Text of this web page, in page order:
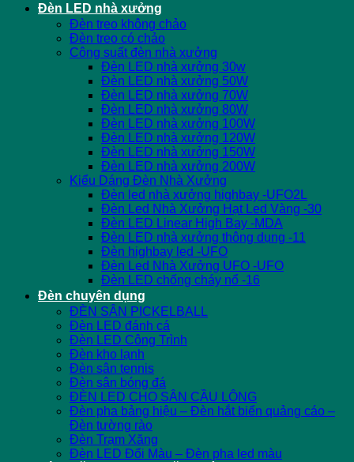
Đèn LED nhà xưởng
Đèn treo không chảo
Đèn treo có chảo
Công suất đèn nhà xưởng
Đèn LED nhà xưởng 30w
Đèn LED nhà xưởng 50W
Đèn LED nhà xưởng 70W
Đèn LED nhà xưởng 80W
Đèn LED nhà xưởng 100W
Đèn LED nhà xưởng 120W
Đèn LED nhà xưởng 150W
Đèn LED nhà xưởng 200W
Kiểu Dáng Đèn Nhà Xưởng
Đèn led nhà xưởng highbay -UFO2L
Đèn Led Nhà Xưởng Hạt Led Vàng -30
Đèn LED Linear High Bay -MDA
Đèn LED nhà xưởng thông dụng -11
Đèn highbay led -UFO
Đèn Led Nhà Xưởng UFO -UFO
Đèn LED chống cháy nổ -16
Đèn chuyên dụng
ĐÈN SÂN PICKELBALL
Đèn LED đánh cá
Đèn LED Công Trình
Đèn kho lạnh
Đèn sân tennis
Đèn sân bóng đá
ĐÈN LED CHO SÂN CẦU LÔNG
Đèn pha bảng hiệu – Đèn hắt biển quảng cáo –
Đèn tường rào
Đèn Trạm Xăng
Đèn LED Đổi Màu – Đèn pha led màu